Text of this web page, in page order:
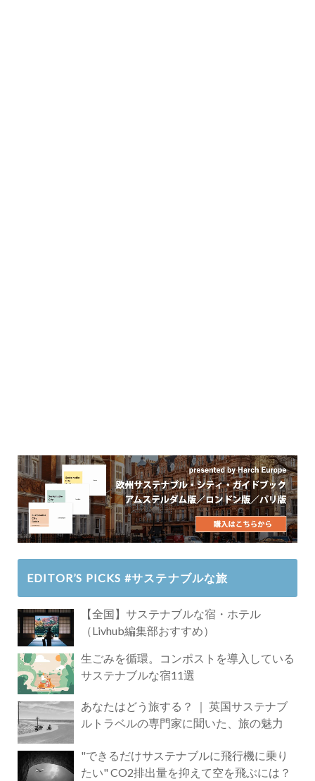
EDITOR’S PICKS #サステナブルな旅
【全国】サステナブルな宿・ホテル
（Livhub編集部おすすめ）
生ごみを循環。コンポストを導入している
サステナブルな宿11選
あなたはどう旅する？ ｜ 英国サステナブ
ルトラベルの専門家に聞いた、旅の魅力
"できるだけサステナブルに飛行機に乗り
たい" CO2排出量を抑えて空を飛ぶには？